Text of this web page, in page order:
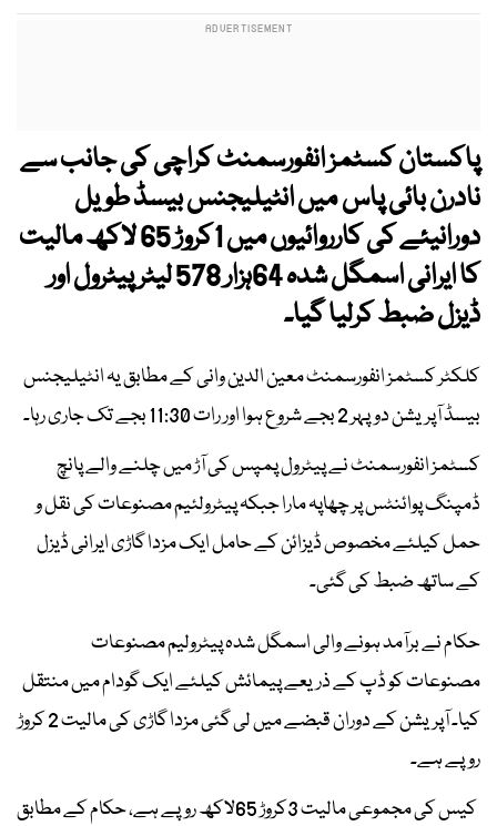
پاکستان کسٹمز انفورسمنٹ کراچی کی جانب سے
نادرن بائی پاس میں انٹیلیجنس بیسڈ طویل
دورانیئے کی کارروائیوں میں 1کروڑ 65 لاکھ مالیت
کا ایرانی اسمگل شدہ 64ہزار 578 لیٹر پیٹرول اور
ڈیزل ضبط کرلیا گیا۔
کلکٹر کسٹمز انفورسمنٹ معین الدین وانی کے مطابق یہ انٹیلیجنس
بیسڈ آپریشن دوپہر 2 بجے شروع ہوا اور رات 11:30 بجے تک جاری رہا۔
کسٹمز انفورسمنٹ نے پیٹرول پمپس کی آڑ میں چلنے والے پانچ
ڈمپنگ پوائنٹس پر چھاپہ مارا جبکہ پیٹرولئیم مصنوعات کی نقل و
حمل کیلئے مخصوص ڈیزائن کے حامل ایک مزدا گاڑی ایرانی ڈیزل
کے ساتھ ضبط کی گئی۔
حکام نے برآمد ہونے والی اسمگل شدہ پیٹرولیم مصنوعات
مصنوعات کو ڈپ کے ذریعے پیمائش کیلئے ایک گودام میں منتقل
کیا۔ آپریشن کے دوران قبضے میں لی گئی مزدا گاڑی کی مالیت 2 کروڑ
روپے ہے۔
کیس کی مجموعی مالیت 3کروڑ 65لاکھ روپے ہے، حکام کے مطابق